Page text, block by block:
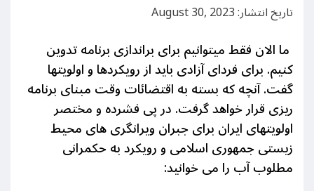
تاریخ انتشار: August 30, 2023
ما الان فقط میتوانیم برای براندازی برنامه تدوین
کنیم. برای فردای آزادی باید از رویکردها و اولویتها
گفت. آنچه که بسته به اقتضائات وقت مبنای برنامه
ریزی قرار خواهد گرفت. در پی فشرده و مختصر
اولویتهای ایران برای جبران ویرانگری های محیط
زیستی جمهوری اسلامی و رویکرد به حکمرانی
مطلوب آب را می خوانید: